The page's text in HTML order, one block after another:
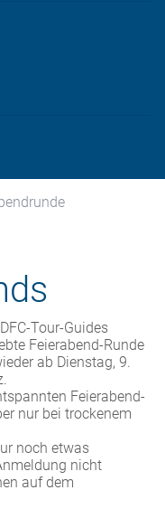
Tour-Guides
Feierabend-Runde
ab Dienstag, 9.
Feierabend-
nur bei trockenem
noch etwas
nicht
auf dem